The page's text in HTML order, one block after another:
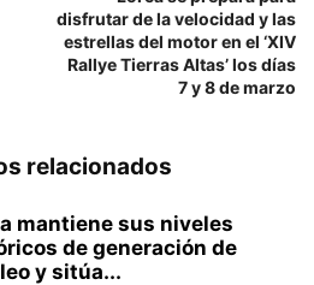
disfrutar de la velocidad y las
estrellas del motor en el ‘XIV
Rallye Tierras Altas’ los días
7 y 8 de marzo
relacionados
mantiene sus niveles
de generación de
y sitúa...